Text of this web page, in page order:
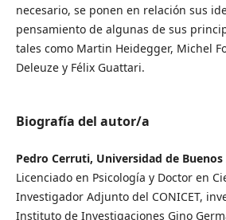
necesario, se ponen en relación sus
pensamiento de algunas de sus
tales como Martin Heidegger, Michel
Deleuze y Félix Guattari.
Biografía del autor/a
Pedro Cerruti, Universidad de Buenos
Licenciado en Psicología y Doctor en
Investigador Adjunto del CONICET,
Instituto de Investigaciones Gino